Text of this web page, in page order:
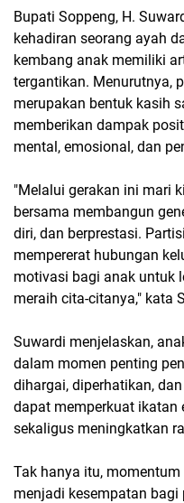
Bupati Soppeng, H.
kehadiran seorang ayah
kembang anak memiliki
tergantikan. Menurutnya,
merupakan bentuk kasih
memberikan dampak
mental, emosional, dan
"Melalui gerakan ini mari
bersama membangun
diri, dan berprestasi.
mempererat hubungan
motivasi bagi anak untuk
meraih cita-citanya," kata
Suwardi menjelaskan,
dalam momen penting
dihargai, diperhatikan,
dapat memperkuat ikatan
sekaligus meningkatkan
Tak hanya itu,
menjadi kesempatan